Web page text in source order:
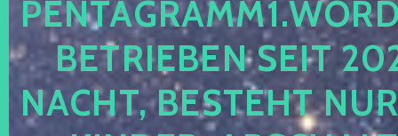
TRIEBEN SEIT 2024
CHT, BESTEHT NUR